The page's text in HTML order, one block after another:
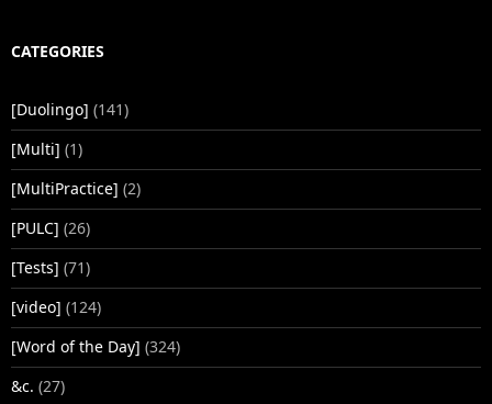
CATEGORIES
[Duolingo] (141)
[Multi] (1)
[MultiPractice] (2)
[PULC] (26)
[Tests] (71)
[video] (124)
[Word of the Day] (324)
&c. (27)